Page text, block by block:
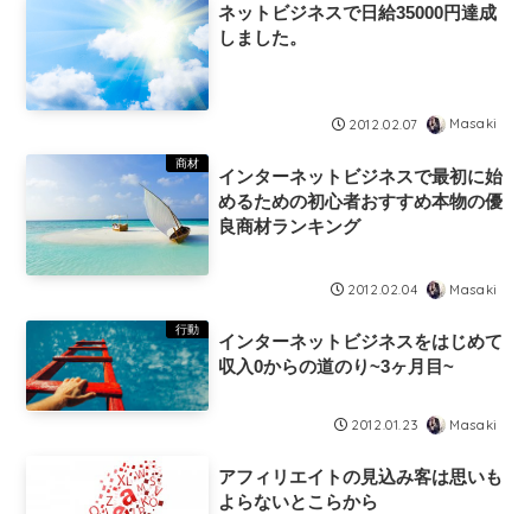
ネットビジネスで日給35000円達成
しました。
2012.02.07 Masaki
商材
インターネットビジネスで最初に始
めるための初心者おすすめ本物の優
良商材ランキング
2012.02.04 Masaki
行動
インターネットビジネスをはじめて
収入0からの道のり~3ヶ月目~
2012.01.23 Masaki
アフィリエイトの見込み客は思いも
よらないとこらから